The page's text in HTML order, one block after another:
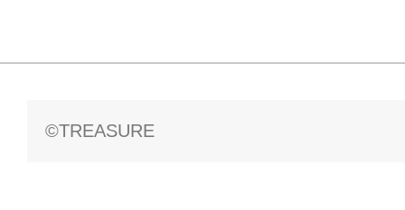
©TREASURE